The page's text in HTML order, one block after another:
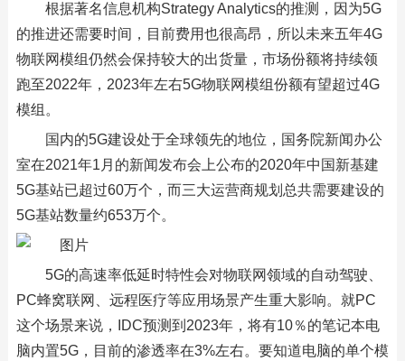
根据著名信息机构Strategy Analytics的推测，因为5G
的推进还需要时间，目前费用也很高昂，所以未来五年4G
物联网模组仍然会保持较大的出货量，市场份额将持续领
跑至2022年，2023年左右5G物联网模组份额有望超过4G
模组。
国内的5G建设处于全球领先的地位，国务院新闻办公
室在2021年1月的新闻发布会上公布的2020年中国新基建
5G基站已超过60万个，而三大运营商规划总共需要建设的
5G基站数量约653万个。
5G的高速率低延时特性会对物联网领域的自动驾驶、
PC蜂窝联网、远程医疗等应用场景产生重大影响。就PC
这个场景来说，IDC预测到2023年，将有10％的笔记本电
脑内置5G，目前的渗透率在3%左右。要知道电脑的单个模